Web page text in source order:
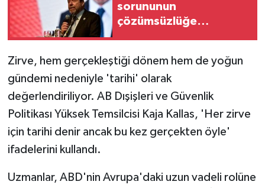
sorununun
çözümsüzlüğe
Zirve, hem gerçekleştiği dönem hem de yoğun
gündemi nedeniyle 'tarihi' olarak
değerlendiriliyor. AB Dışişleri ve Güvenlik
Politikası Yüksek Temsilcisi Kaja Kallas, 'Her zirve
için tarihi denir ancak bu kez gerçekten öyle'
ifadelerini kullandı.
Uzmanlar, ABD'nin Avrupa'daki uzun vadeli rolüne